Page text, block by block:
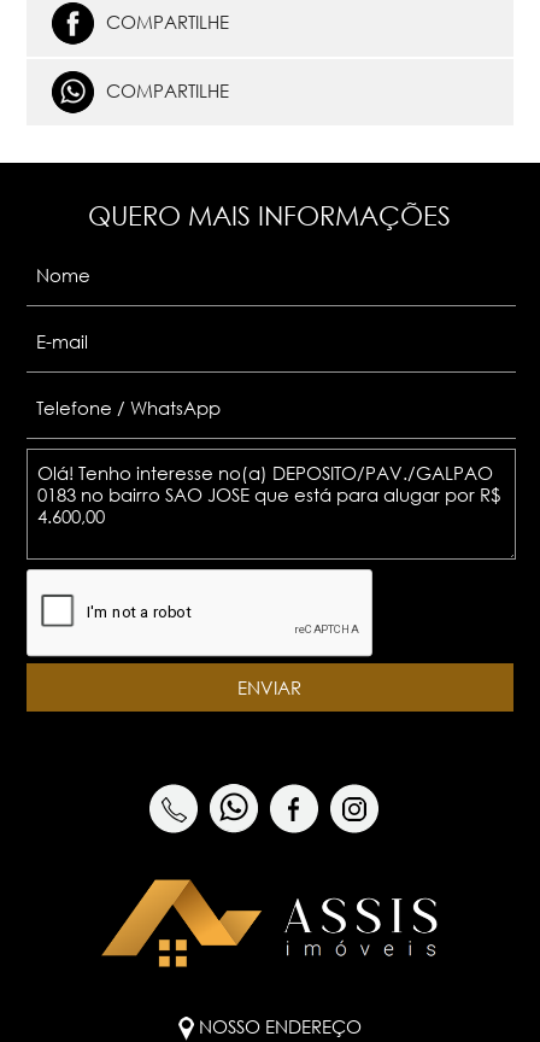
COMPARTILHE
COMPARTILHE
QUERO MAIS INFORMAÇÕES
NOSSO ENDEREÇO